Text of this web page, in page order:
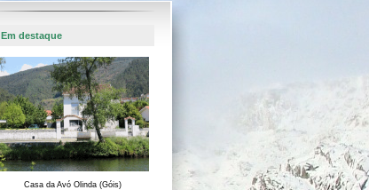
Em destaque
Casa da Avó Olinda (Góis)